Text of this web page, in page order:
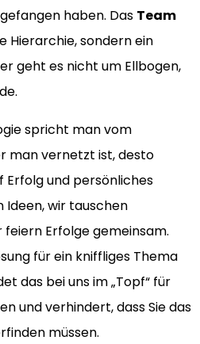
haben. Das Team
Hierarchie, sondern ein
geht es nicht um Ellbogen,
spricht man vom
man vernetzt ist, desto
Erfolg und persönliches
Ideen, wir tauschen
feiern Erfolge gemeinsam.
für ein kniffliges Thema
das bei uns im „Topf“ für
und verhindert, dass Sie das
müssen.